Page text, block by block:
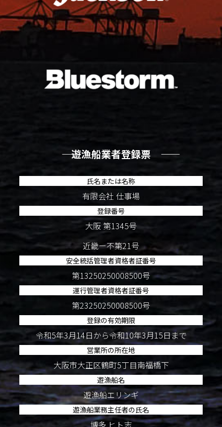
―― 遊漁船業者登録票 ――
氏名または名称
有限会社 仕事場
登録番号
大阪 第1345号
近畿ー不第21号
安全統括管理者資格者証番号
第13250250008500号
運行管理者資格者証番号
第23250250008500号
登録の有効期限
令和5年3月14日から令和10年3月15日まで
営業所の所在地
大阪市大正区鶴町5丁目南福橋下
遊漁船名
遊漁船エリンギ
遊漁船業務主任者の氏名
博多 ヒト志